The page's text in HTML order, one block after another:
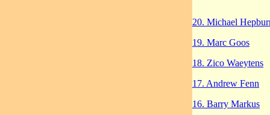
20. Michael
19. Marc Goos
18. Zico Waeytens
17. Andrew Fenn
16. Barry Markus